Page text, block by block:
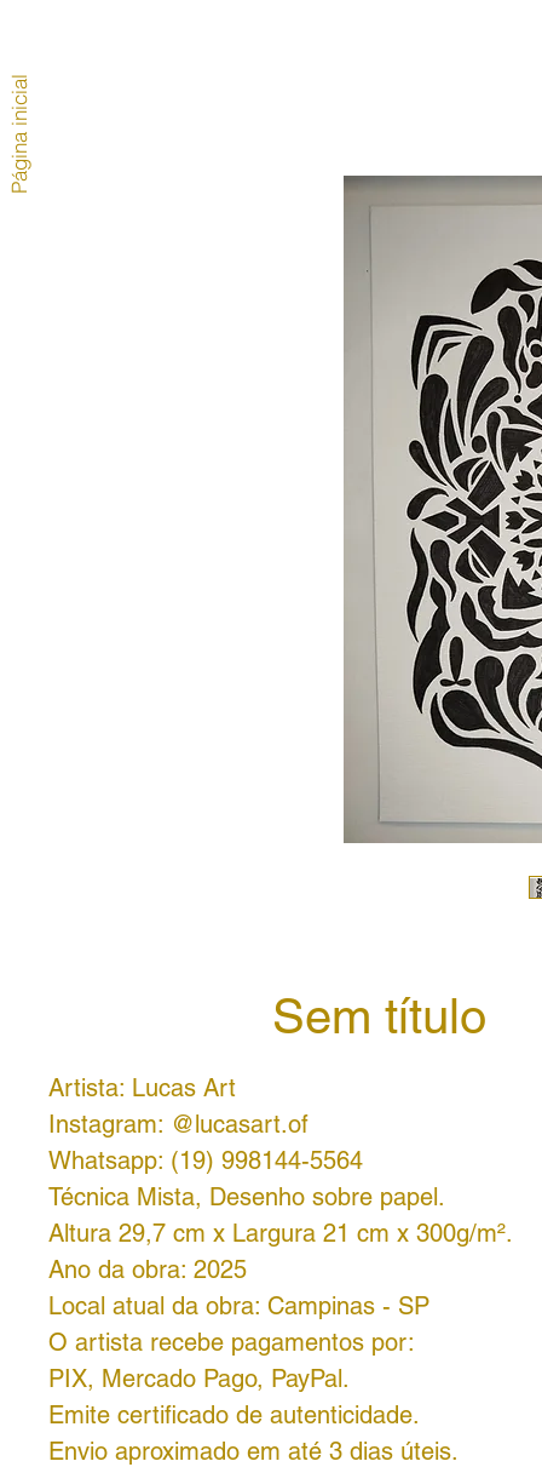
Sem título
Artista: Lucas Art
Instagram: @lucasart.of
Whatsapp: (19) 998144-5564
Técnica Mista, Desenho sobre papel.
Altura 29,7 cm x Largura 21 cm x 300g/m².
Ano da obra: 2025
Local atual da obra: Campinas - SP
O artista recebe pagamentos por:
PIX, Mercado Pago, PayPal.
Emite certificado de autenticidade.
Envio aproximado em até 3 dias úteis.
Página inicial